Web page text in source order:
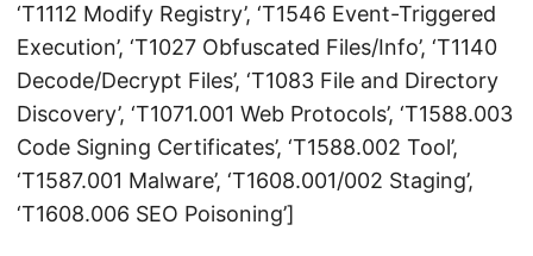
‘T1112 Modify Registry’, ‘T1546 Event-Triggered
Execution’, ‘T1027 Obfuscated Files/Info’, ‘T1140
Decode/Decrypt Files’, ‘T1083 File and Directory
Discovery’, ‘T1071.001 Web Protocols’, ‘T1588.003
Code Signing Certificates’, ‘T1588.002 Tool’,
‘T1587.001 Malware’, ‘T1608.001/002 Staging’,
‘T1608.006 SEO Poisoning’]